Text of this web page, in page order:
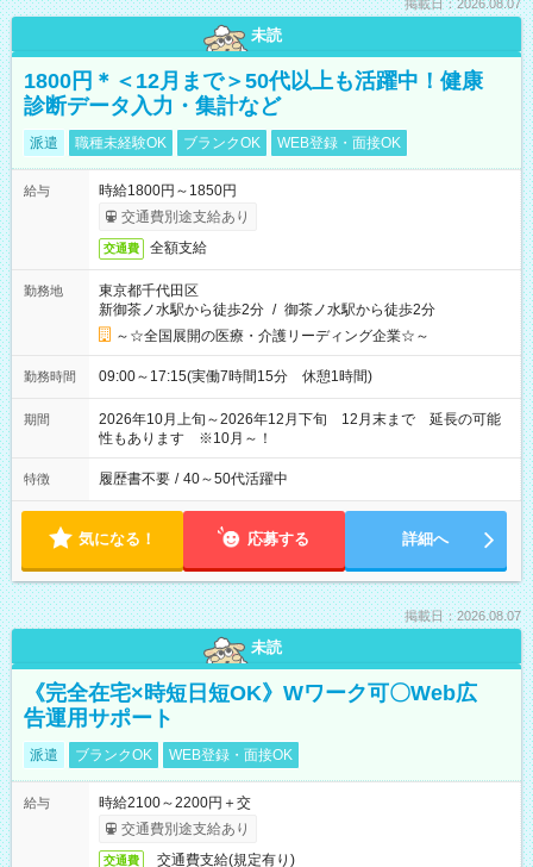
掲載日：2026.08.07
未読
1800円＊＜12月まで＞50代以上も活躍中！健康
診断データ入力・集計など
派遣 職種未経験OK ブランクOK WEB登録・面接OK
給与
時給1800円～1850円
交通費別途支給あり
交通費 全額支給
勤務地
東京都千代田区
新御茶ノ水駅から徒歩2分 / 御茶ノ水駅から徒歩2分
～☆全国展開の医療・介護リーディング企業☆～
勤務時間 09:00～17:15(実働7時間15分 休憩1時間)
期間
2026年10月上旬～2026年12月下旬 12月末まで 延長の可能
性もあります ※10月～！
特徴 履歴書不要 / 40～50代活躍中
気になる！ 応募する 詳細へ
掲載日：2026.08.07
未読
《完全在宅×時短日短OK》Wワーク可〇Web広
告運用サポート
派遣 ブランクOK WEB登録・面接OK
給与
時給2100～2200円＋交
交通費別途支給あり
交通費 交通費支給(規定有り)